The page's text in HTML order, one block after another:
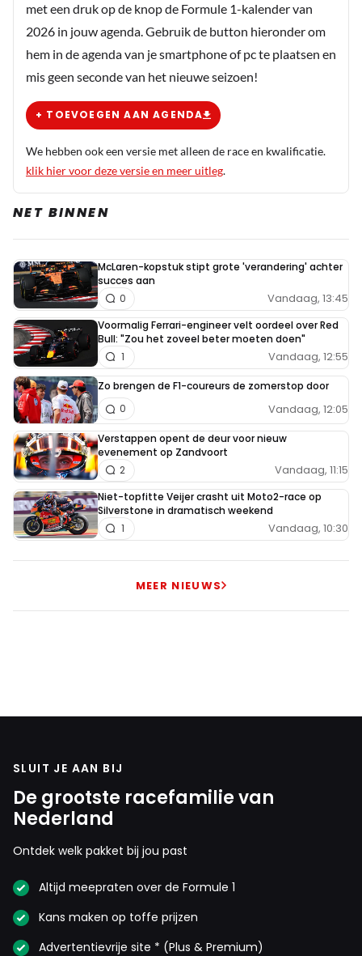
met een druk op de knop de Formule 1-kalender van
2026 in jouw agenda. Gebruik de button hieronder om
hem in de agenda van je smartphone of pc te plaatsen en
mis geen seconde van het nieuwe seizoen!
+ TOEVOEGEN AAN AGENDA
We hebben ook een versie met alleen de race en kwalificatie.
klik hier voor deze versie en meer uitleg.
NET BINNEN
McLaren-kopstuk stipt grote 'verandering' achter
succes aan
Vandaag, 13:45
0
Voormalig Ferrari-engineer velt oordeel over Red
Bull: "Zou het zoveel beter moeten doen"
Vandaag, 12:55
1
Zo brengen de F1-coureurs de zomerstop door
Vandaag, 12:05
0
Verstappen opent de deur voor nieuw
evenement op Zandvoort
Vandaag, 11:15
2
Niet-topfitte Veijer crasht uit Moto2-race op
Silverstone in dramatisch weekend
Vandaag, 10:30
1
MEER NIEUWS
SLUIT JE AAN BIJ
De grootste racefamilie van
Nederland
Ontdek welk pakket bij jou past
Altijd meepraten over de Formule 1
Kans maken op toffe prijzen
Advertentievrije site * (Plus & Premium)